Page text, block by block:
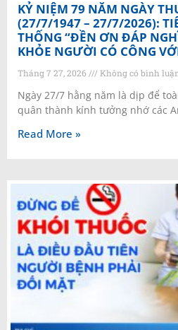
KỶ NIỆM 79 NĂM NGÀY
(27/7/1947 – 27/7/2026):
THỐNG “ĐỀN ƠN ĐÁP
KHỎE NGƯỜI CÓ CÔNG
Tháng 7 27, 2026 Không có bình
Ngày 27/7 hằng năm là dịp để
quân thành kính tưởng nhớ các
Read More »